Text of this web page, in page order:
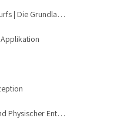
Aufgabe des Datenbankentwurfs | Die Grundlage für eine Anwendung
Konzeptioneller, Logischer und Physischer Entwurf